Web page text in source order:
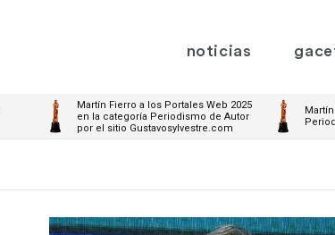
noticias
Martín Fierro a los Portales Web 2025
en la categoría Periodismo de Autor
por el sitio Gustavosylvestre.com